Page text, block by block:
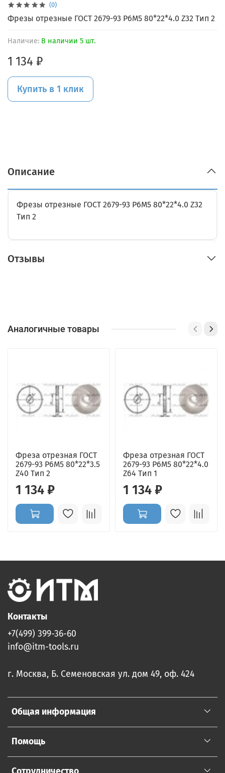
(0)
Наличие: В наличии 5 шт.
1 134 ₽
Купить в 1 клик
Фрезы отрезные ГОСТ 2679-93 Р6М5 80*22*4.0 Z32 Тип 2
Описание
Фрезы отрезные ГОСТ 2679-93 Р6М5 80*22*4.0 Z32
Тип 2
Отзывы
Аналогичные товары
Фреза отрезная ГОСТ
2679-93 Р6М5 80*22*3.5
Z40 Тип 2
1 134 ₽
Фреза отрезная ГОСТ
2679-93 Р6М5 80*22*4.0
Z64 Тип 1
1 134 ₽
Общая информация
Помощь
Контакты
+7(499) 399-36-60
info@itm-tools.ru
г. Москва, Б. Семеновская ул. дом 49, оф. 424